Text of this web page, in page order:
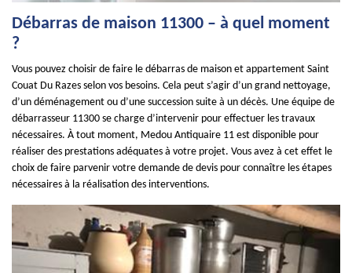
Débarras de maison 11300 – à quel moment
?
Vous pouvez choisir de faire le débarras de maison et appartement Saint
Couat Du Razes selon vos besoins. Cela peut s’agir d’un grand nettoyage,
d’un déménagement ou d’une succession suite à un décès. Une équipe de
débarrasseur 11300 se charge d’intervenir pour effectuer les travaux
nécessaires. À tout moment, Medou Antiquaire 11 est disponible pour
réaliser des prestations adéquates à votre projet. Vous avez à cet effet le
choix de faire parvenir votre demande de devis pour connaître les étapes
nécessaires à la réalisation des interventions.